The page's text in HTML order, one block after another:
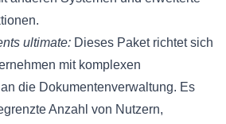
ultimate: Dieses Paket richtet sich
mit komplexen
die Dokumentenverwaltung. Es
Anzahl von Nutzern,